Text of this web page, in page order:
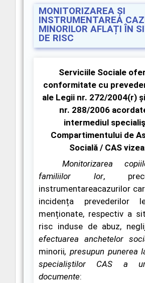
MONITORIZAREA ȘI
INSTRUMENTAREA
MINORILOR AFLAȚI ÎN
DE RISC
Serviciile Sociale
conformitate cu
ale Legii nr. 272/2004(r)
nr. 288/2006
intermediul
Compartimentului de
Socială / CAS
Monitorizarea
familiilor lor,
instrumentareacazurilor
incidența prevederilor
menționate, respectiv a
risc induse de abuz,
efectuarea anchetelor
minorii, presupun punerea
specialiștilor CAS a
documente: